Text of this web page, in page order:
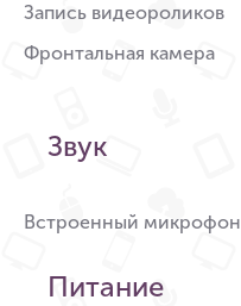
Запись видеороликов
Фронтальная камера
Звук
Встроенный микрофон
Питание